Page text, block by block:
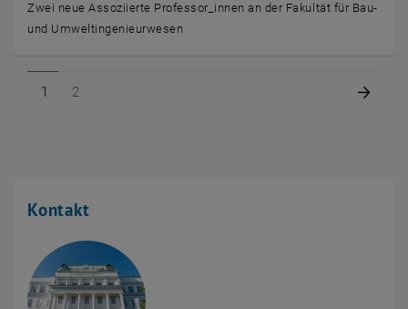
Zwei neue Assoziierte Professor_innen an der Fakultät für Bau-
und Umweltingenieurwesen
Seite 1 von 2
1 Seite 2 von 2
2
Kontakt